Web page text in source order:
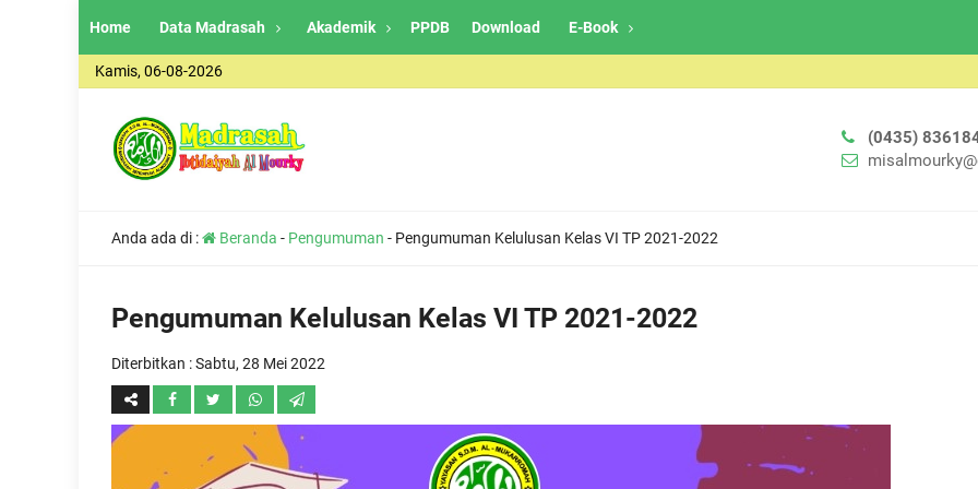
Home Data Madrasah Akademik PPDB Download E-Book
Kamis, 06-08-2026
(0435)
Anda ada di : Beranda - Pengumuman - Pengumuman Kelulusan Kelas VI TP 2021-2022
Pengumuman Kelulusan Kelas VI TP 2021-2022
Diterbitkan :Sabtu, 28 Mei 2022